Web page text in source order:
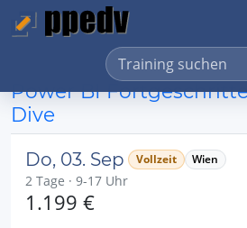
Power BI
Dive
Do, 03. Sep Vollzeit Wien
2 Tage · 9-17 Uhr
1.199 €